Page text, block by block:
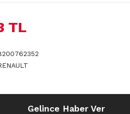
TL
Gelince Haber Ver